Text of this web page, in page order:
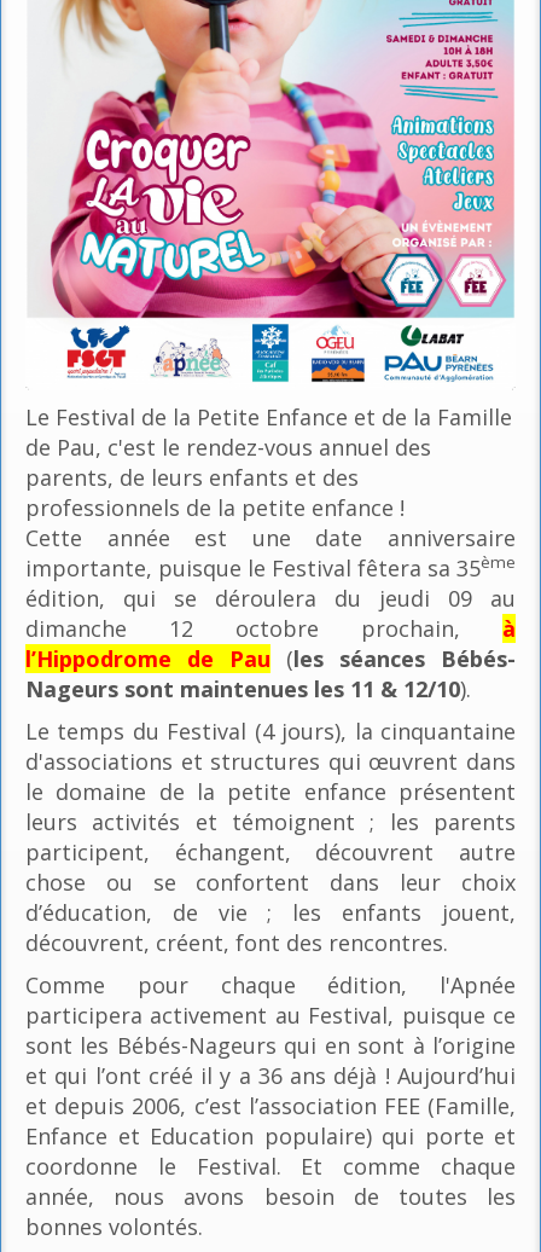
Le Festival de la Petite Enfance et de la Famille
de Pau, c'est le rendez-vous annuel des
parents, de leurs enfants et des
professionnels de la petite enfance !
Cette année est une date anniversaire
importante, puisque le Festival fêtera sa 35ème
édition, qui se déroulera du jeudi 09 au
dimanche 12 octobre prochain, à
l’Hippodrome de Pau (les séances Bébés-
Nageurs sont maintenues les 11 & 12/10).
Le temps du Festival (4 jours), la cinquantaine
d'associations et structures qui œuvrent dans
le domaine de la petite enfance présentent
leurs activités et témoignent ; les parents
participent, échangent, découvrent autre
chose ou se confortent dans leur choix
d’éducation, de vie ; les enfants jouent,
découvrent, créent, font des rencontres.
Comme pour chaque édition, l'Apnée
participera activement au Festival, puisque ce
sont les Bébés-Nageurs qui en sont à l’origine
et qui l’ont créé il y a 36 ans déjà ! Aujourd’hui
et depuis 2006, c’est l’association FEE (Famille,
Enfance et Education populaire) qui porte et
coordonne le Festival. Et comme chaque
année, nous avons besoin de toutes les
bonnes volontés.